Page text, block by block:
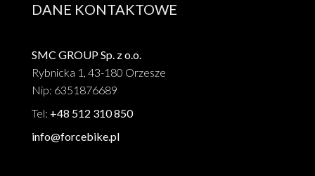
DANE KONTAKTOWE
SMC GROUP Sp. z o.o.
Rybnicka 1, 43-180 Orzesze
Nip: 6351876689
Tel: +48 512 310 850
info@forcebike.pl